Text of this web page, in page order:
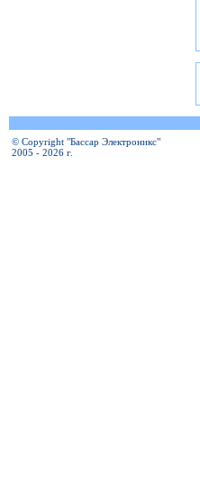
© Copyright "Бассар Электроникс"
2005 - 2026 г.